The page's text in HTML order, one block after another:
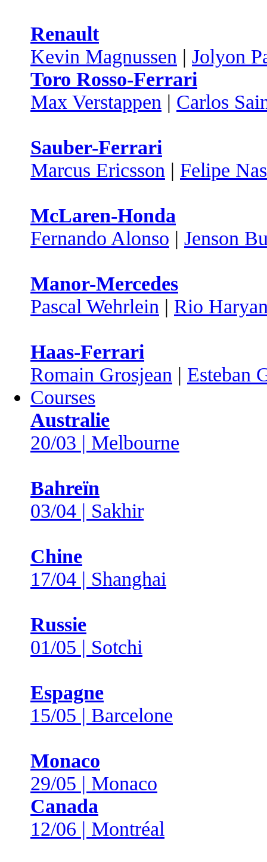
Renault
Kevin Magnussen | Jolyon
Toro Rosso-Ferrari
Max Verstappen | Carlos
Sauber-Ferrari
Marcus Ericsson | Felipe
McLaren-Honda
Fernando Alonso | Jenson
Manor-Mercedes
Pascal Wehrlein | Rio
Haas-Ferrari
Romain Grosjean | Esteban
Courses
Australie
20/03 | Melbourne
Bahreïn
03/04 | Sakhir
Chine
17/04 | Shanghai
Russie
01/05 | Sotchi
Espagne
15/05 | Barcelone
Monaco
29/05 | Monaco
Canada
12/06 | Montréal